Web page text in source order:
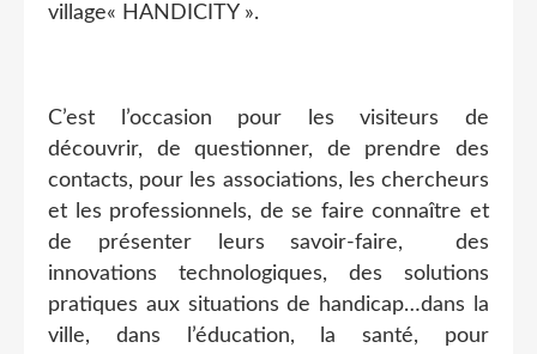
village« HANDICITY ».
C’est l’occasion pour les visiteurs de
découvrir, de questionner, de prendre des
contacts, pour les associations, les chercheurs
et les professionnels, de se faire connaître et
de présenter leurs savoir-faire, des
innovations technologiques, des solutions
pratiques aux situations de handicap…dans la
ville, dans l’éducation, la santé, pour